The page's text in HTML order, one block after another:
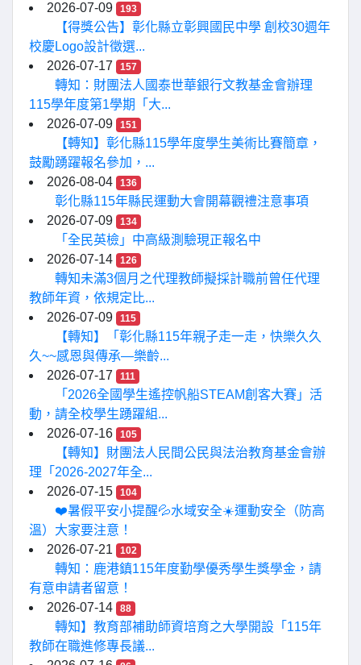
2026-07-09
193
【得獎公告】彰化縣立彰興國民中學 創校30週年
校慶Logo設計徵選...
2026-07-17
157
轉知：財團法人國泰世華銀行文教基金會辦理
115學年度第1學期「大...
2026-07-09
151
【轉知】彰化縣115學年度學生美術比賽簡章，
鼓勵踴躍報名參加，...
2026-08-04
136
彰化縣115年縣民運動大會開幕觀禮注意事項
2026-07-09
134
「全民英檢」中高級測驗現正報名中
2026-07-14
126
轉知未滿3個月之代理教師擬採計職前曾任代理
教師年資，依規定比...
2026-07-09
115
【轉知】「彰化縣115年親子走一走，快樂久久
久~~感恩與傳承—樂齡...
2026-07-17
111
「2026全國學生遙控帆船STEAM創客大賽」活
動，請全校學生踴躍組...
2026-07-16
105
【轉知】財團法人民間公民與法治教育基金會辦
理「2026-2027年全...
2026-07-15
104
❤️暑假平安小提醒💦水域安全☀️運動安全（防高
溫）大家要注意！
2026-07-21
102
轉知：鹿港鎮115年度勤學優秀學生獎學金，請
有意申請者留意！
2026-07-14
88
轉知】教育部補助師資培育之大學開設「115年
教師在職進修專長議...